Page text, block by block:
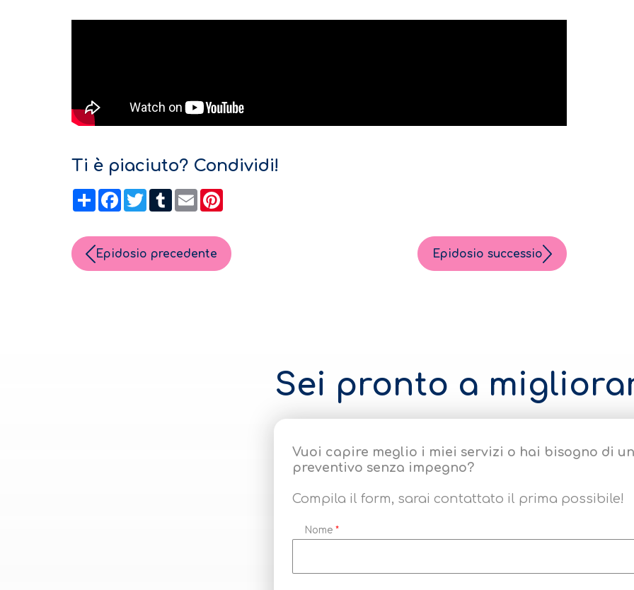
Ti è piaciuto? Condividi!
Condividi
Facebook
TwitterTumblr
EmailPinterest
Epidosio precedente Epidosio successio
Sei pronto a
Vuoi capire meglio i miei servizi o hai bisogno di un
preventivo senza impegno?
Compila il form, sarai contattato il prima possibile!
Nome*